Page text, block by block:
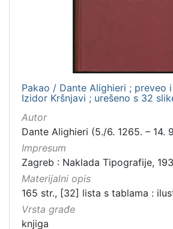
Pakao / Dante Alighieri ; preveo
Izidor Kršnjavi ; urešeno s 32
Autor
Dante Alighieri (5./6. 1265. – 14.
Impresum
Zagreb : Naklada Tipografije,
Materijalni opis
165 str., [32] lista s tablama :
Vrsta građe
knjiga